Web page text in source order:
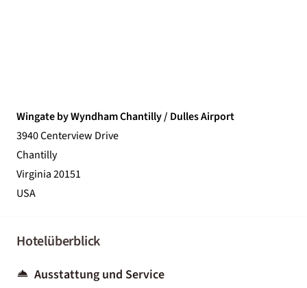
Wingate by Wyndham Chantilly / Dulles Airport
3940 Centerview Drive
Chantilly
Virginia 20151
USA
Hotelüberblick
Ausstattung und Service